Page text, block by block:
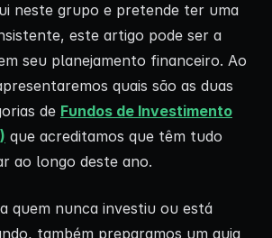
neste grupo e pretende ter uma
este artigo pode ser a
seu planejamento financeiro. Ao
quais são as duas
de Fundos de Investimento
que acreditamos que têm tudo
ao longo deste ano.
quem nunca investiu ou está
também preparamos um guia